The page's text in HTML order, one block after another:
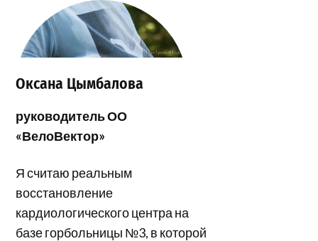
Оксана Цымбалова
руководитель ОО
«ВелоВектор»
Я считаю реальным
восстановление
кардиологического центра на
базе горбольницы №3, в которой